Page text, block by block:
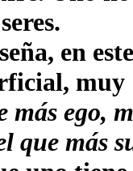
en
más ego,
que más